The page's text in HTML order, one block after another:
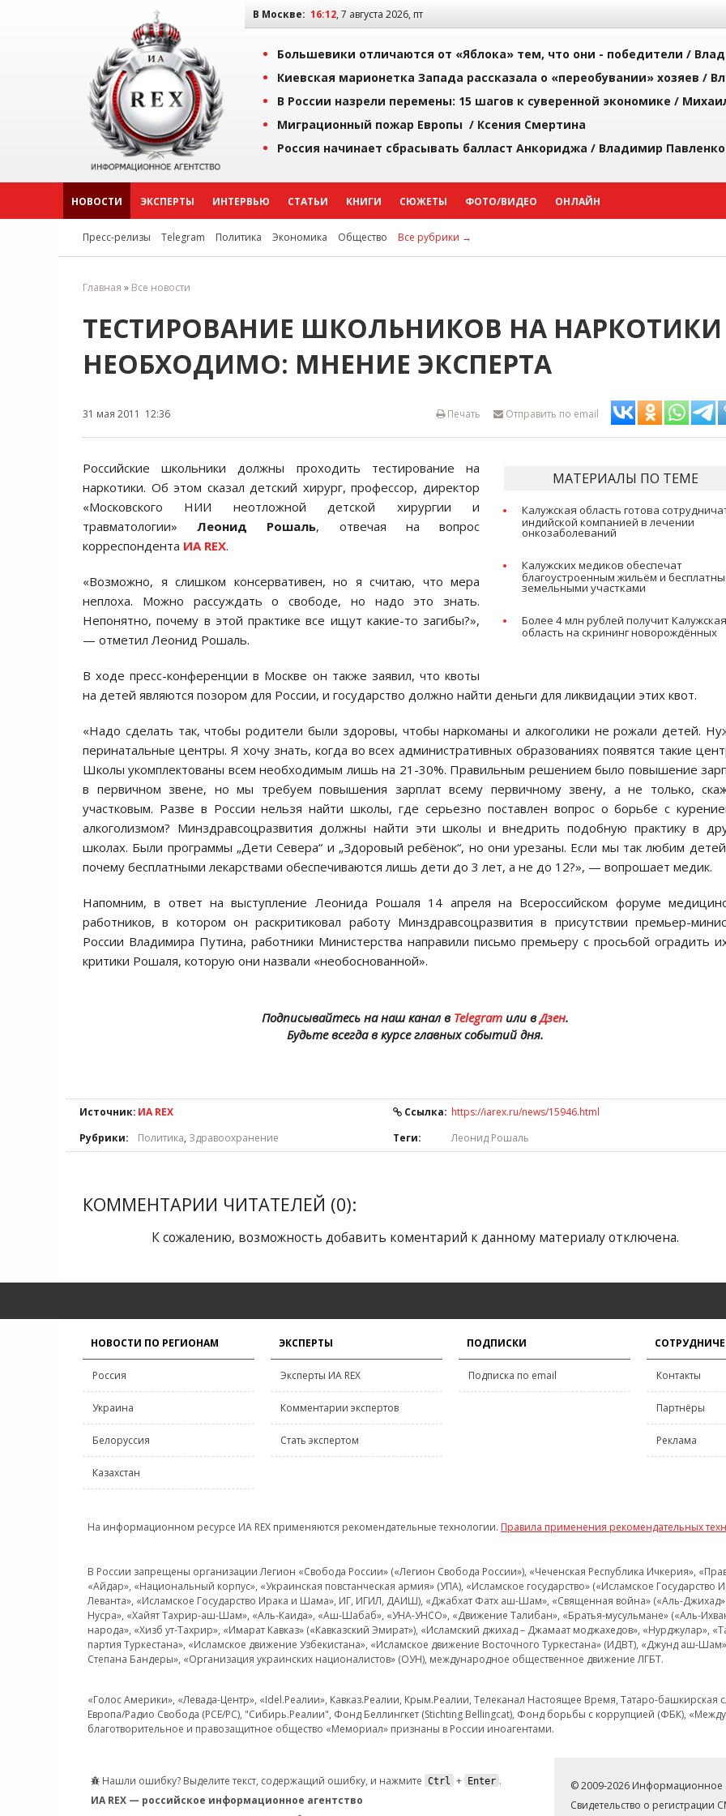
В Москве: 16:12, 7 августа 2026, пт
Большевики отличаются от «Яблока» тем, что они - победители /
Киевская марионетка Запада рассказала о «переобувании» хозяев /
В России назрели перемены: 15 шагов к суверенной экономике /
Миграционный пожар Европы / Ксения Смертина
Россия начинает сбрасывать балласт Анкориджа / Владимир Павленко
НОВОСТИ ЭКСПЕРТЫ ИНТЕРВЬЮ СТАТЬИ КНИГИ СЮЖЕТЫ ФОТО/ВИДЕО ОНЛАЙН
Пресс-релизы Telegram Политика Экономика Общество Все рубрики →
Главная » Все новости
ТЕСТИРОВАНИЕ ШКОЛЬНИКОВ НА НАРКОТИКИ
НЕОБХОДИМО: МНЕНИЕ ЭКСПЕРТА
31 мая 2011 12:36 Отправить по email
Печать
МАТЕРИАЛЫ ПО ТЕМЕ
Калужская область готова
индийской компанией в лечении
онкозаболеваний
Калужских медиков обеспечат
благоустроенным жильём и
земельными участками
Более 4 млн рублей получит
область на скрининг новорождённых
Российские школьники должны проходить тестирование на
наркотики. Об этом сказал детский хирург, профессор, директор
«Московского НИИ неотложной детской хирургии и
травматологии»Леонид Рошаль, отвечая на вопрос
корреспондента ИА REX.
«Возможно, я слишком консервативен, но я считаю, что мера
неплоха. Можно рассуждать о свободе, но надо это знать.
Непонятно, почему в этой практике все ищут какие-то загибы?»,
— отметил Леонид Рошаль.
В ходе пресс-конференции в Москве он также заявил, что квоты
на детей являются позором для России, и государство должно найти деньги для ликвидации этих квот.
«Надо сделать так, чтобы родители были здоровы, чтобы наркоманы и алкоголики не рожали детей.
перинатальные центры. Я хочу знать, когда во всех административных образованиях появятся такие
Школы укомплектованы всем необходимым лишь на 21-30%. Правильным решением было повышение
в первичном звене, но мы требуем повышения зарплат всему первичному звену, а не только,
участковым. Разве в России нельзя найти школы, где серьезно поставлен вопрос о борьбе с
алкоголизмом? Минздравсоцразвития должны найти эти школы и внедрить подобную практику в
школах. Были программы „Дети Севера“ и „Здоровый ребёнок“, но они урезаны. Если мы так любим
почему бесплатными лекарствами обеспечиваются лишь дети до 3 лет, а не до 12?», — вопрошает медик.
Напомним, в ответ на выступление Леонида Рошаля 14 апреля на Всероссийском форуме
работников, в котором он раскритиковал работу Минздравсоцразвития в присутствии премьер-
России Владимира Путина, работники Министерства направили письмо премьеру с просьбой оградить
критики Рошаля, которую они назвали «необоснованной».
Подписывайтесь на наш канал в Telegramили вДзен.
Будьте всегда в курсе главных событий дня.
Источник: ИА REX Ссылка: https://iarex.ru/news/15946.html
Рубрики:
Политика, Здравоохранение Теги: Леонид Рошаль
КОММЕНТАРИИ ЧИТАТЕЛЕЙ (0):
К сожалению, возможность добавить коментарий к данному материалу отключена.
НОВОСТИ ПО РЕГИОНАМ
Россия
Украина
Белоруссия
Казахстан
ЭКСПЕРТЫ
Эксперты ИА REX
Комментарии экспертов
Стать экспертом
ПОДПИСКИ
Подписка по email Контакты
Партнёры
Реклама
На информационном ресурсе ИА REX применяются рекомендательные технологии. Правила применения рекомендательных
В России запрещены организации Легион «Свобода России» («Легион Свобода России»), «Чеченская Республика Ичкерия»,
«Айдар», «Национальный корпус», «Украинская повстанческая армия» (УПА), «Исламское государство» («Исламское
Леванта», «Исламское Государство Ирака и Шама», ИГ, ИГИЛ, ДАИШ), «Джабхат Фатх аш-Шам», «Священная война» («Аль-Джихад»
Нусра», «Хайят Тахрир-аш-Шам», «Аль-Каида», «Аш-Шабаб», «УНА-УНСО», «Движение Талибан», «Братья-мусульмане» («Аль-
народа», «Хизб ут-Тахрир», «Имарат Кавказ» («Кавказский Эмират»), «Исламский джихад – Джамаат моджахедов», «Нурджулар»,
партия Туркестана», «Исламское движение Узбекистана», «Исламское движение Восточного Туркестана» (ИДВТ), «Джунд аш-
Степана Бандеры», «Организация украинских националистов» (ОУН), международное общественное движение ЛГБТ.
«Голос Америки», «Левада-Центр», «Idel.Реалии», Кавказ.Реалии, Крым.Реалии, Телеканал Настоящее Время, Татаро-
Европа/Радио Свобода (PCE/PC), "Сибирь.Реалии", Фонд Беллингкет (Stichting Bellingcat), Фонд борьбы с коррупцией (ФБК),
благотворительное и правозащитное общество «Мемориал» признаны в России иноагентами.
Нашли ошибку? Выделите текст, содержащий ошибку, и нажмите Ctrl + Enter .
ИА REX — российское информационное агентство
© 2009-2026 Информационное
Свидетельство о